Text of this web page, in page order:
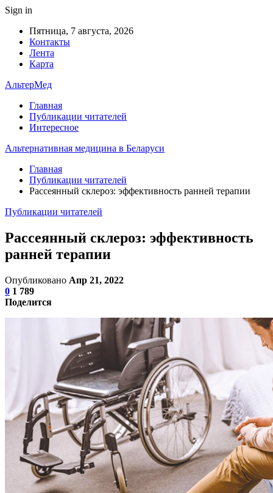
Sign in
Пятница, 7 августа, 2026
Контакты
Лента
Карта
АльтерМед
Главная
Публикации читателей
Интересное
Альтернативная медицина в Беларуси
Главная
Публикации читателей
Рассеянный склероз: эффективность ранней терапии
Публикации читателей
Рассеянный склероз: эффективность
ранней терапии
Опубликовано Апр 21, 2022
0 1 789
Поделится